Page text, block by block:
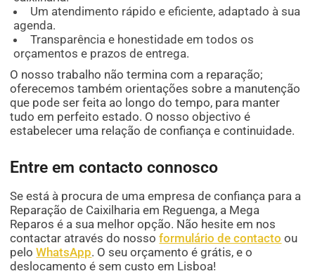
Um atendimento rápido e eficiente, adaptado à sua
agenda.
Transparência e honestidade em todos os
orçamentos e prazos de entrega.
O nosso trabalho não termina com a reparação;
oferecemos também orientações sobre a manutenção
que pode ser feita ao longo do tempo, para manter
tudo em perfeito estado. O nosso objectivo é
estabelecer uma relação de confiança e continuidade.
Entre em contacto connosco
Se está à procura de uma empresa de confiança para a
Reparação de Caixilharia em Reguenga, a Mega
Reparos é a sua melhor opção. Não hesite em nos
contactar através do nossoformulário de contacto ou
peloWhatsApp. O seu orçamento é grátis, e o
deslocamento é sem custo em Lisboa!